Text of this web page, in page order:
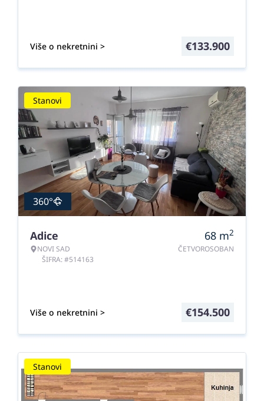
Više o nekretnini > €133.900
Stanovi
360°
Adice
NOVI SAD
ŠIFRA: #514163
68 m2
ČETVOROSOBAN
Više o nekretnini > €154.500
Stanovi